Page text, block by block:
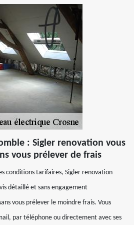
: Sigler renovation vous
vous prélever de frais
conditions tarifaires, Sigler renovation
détaillé et sans engagement
vous prélever le moindre frais. Vous
par téléphone ou directement avec ses